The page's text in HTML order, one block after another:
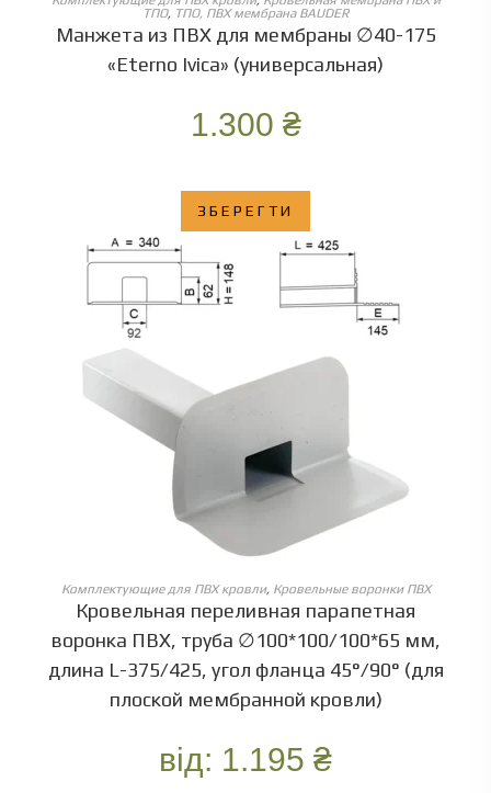
ТПО, ТПО, ПВХ мембрана BAUDER
Манжета из ПВХ для мембраны ∅40-175
«Eterno Ivica» (универсальная)
1.300 ₴
ЗБЕРЕГТИ
ОБЕРІТЬ ОПЦІЇ
Комплектующие для ПВХ кровли, Кровельные воронки ПВХ
Кровельная переливная парапетная
воронка ПВХ, труба ∅100*100/100*65 мм,
длина L-375/425, угол фланца 45°/90° (для
плоской мембранной кровли)
від: 1.195 ₴